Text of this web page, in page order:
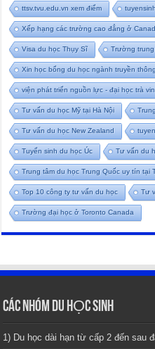
ttsv.tvu.edu.vn xem điểm
Xếp hạng các trường cao đẳng ở
Visa du học Thụy Sĩ Trường
Xin học bổng du học ngành truyền thông
viện phát triển nguồn lực - đại học trà
Tư vấn du học Mỹ tại Hà Nội
Tư vấn du học New Zealand
Tuyển sinh du học Úc Tư vấn du
Trung tâm du học Trung Quốc uy tín tại
Top 10 công ty tư vấn du học Tư
Trường đại học ở Toronto Canada
CÁC NHÓM DU HỌC SINH
1) Du học dài hạn từ cấp 2 đến sau